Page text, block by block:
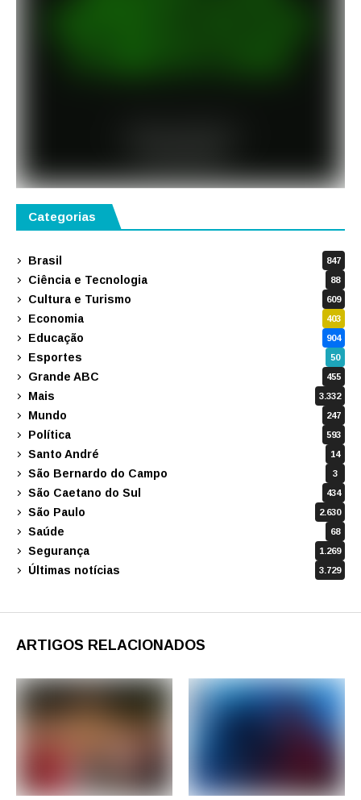
Categorias
Brasil 847
Ciência e Tecnologia 88
Cultura e Turismo 609
Economia 403
Educação 904
Esportes 50
Grande ABC 455
Mais 3.332
Mundo 247
Política 593
Santo André 14
São Bernardo do Campo 3
São Caetano do Sul 434
São Paulo 2.630
Saúde 68
Segurança 1.269
Últimas notícias 3.729
ARTIGOS RELACIONADOS